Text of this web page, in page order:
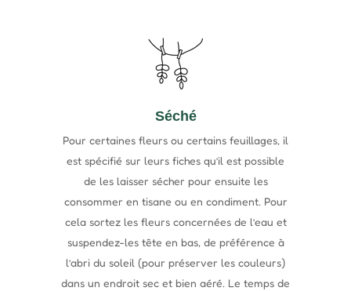
Séché
Pour certaines fleurs ou certains feuillages, il
est spécifié sur leurs fiches qu’il est possible
de les laisser sécher pour ensuite les
consommer en tisane ou en condiment. Pour
cela sortez les fleurs concernées de l’eau et
suspendez-les tête en bas, de préférence à
l’abri du soleil (pour préserver les couleurs)
dans un endroit sec et bien aéré. Le temps de